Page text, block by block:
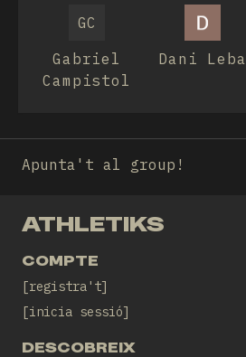
GC
Gabriel
Campistol
Dani Leba
Apunta't al group!
ATHLETIKS
COMPTE
registra't
inicia sessió
DESCOBREIX